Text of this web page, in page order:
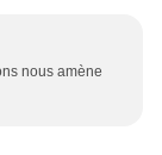
nous amène